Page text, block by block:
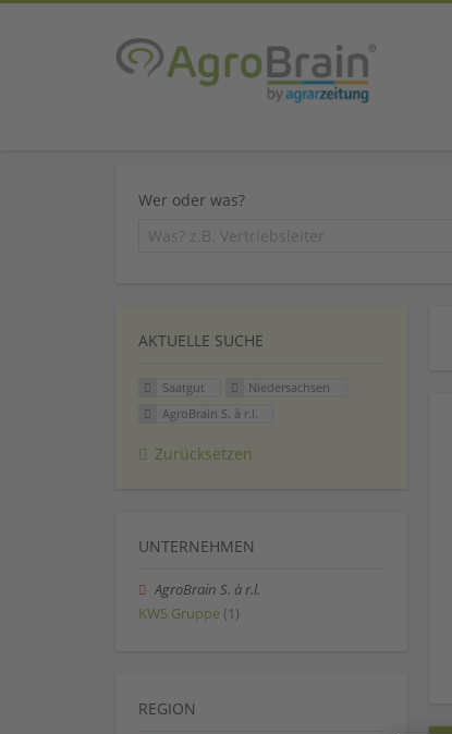
Wer oder was?
AKTUELLE SUCHE
Saatgut
Niedersachsen
AgroBrain S. à r.l.
Zurücksetzen
UNTERNEHMEN
AgroBrain S. à r.l.
KWS Gruppe (1)
REGION